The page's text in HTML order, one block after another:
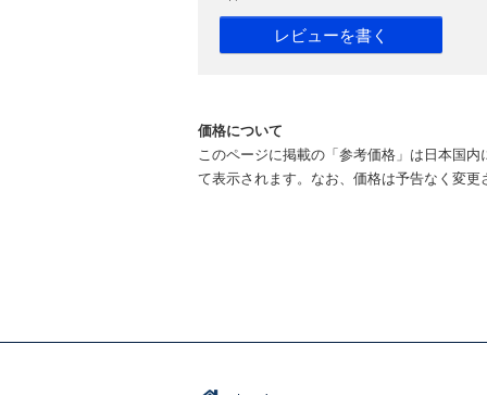
レビューを書く
価格について
このページに掲載の「参考価格」は日本国
て表示されます。なお、価格は予告なく変